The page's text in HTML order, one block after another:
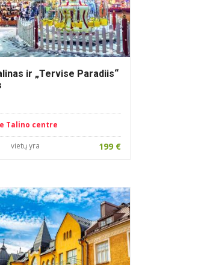
ir „Tervise Paradiis“
Talino centre
vietų yra 199 €